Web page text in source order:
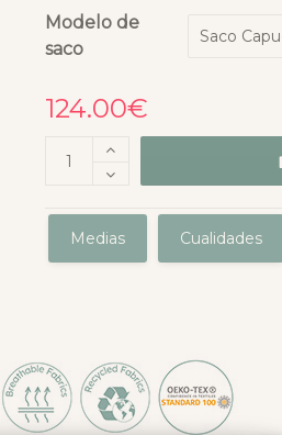
Modelo de
saco
124.00€
Medias Cualidades